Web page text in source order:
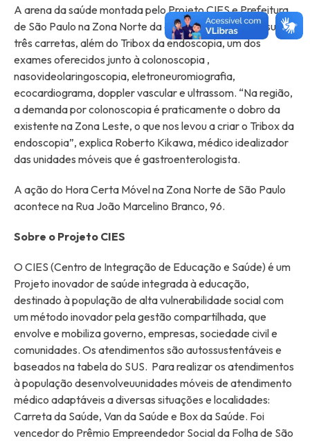
A arena da saúde montada pelo Projeto CIES e Prefeitura
de São Paulo na Zona Norte da cidade São Paulo possui
três carretas, além do Tribox da endoscopia, um dos
exames oferecidos junto à colonoscopia ,
nasovideolaringoscopia, eletroneuromiografia,
ecocardiograma, doppler vascular e ultrassom. “Na região,
a demanda por colonoscopia é praticamente o dobro da
existente na Zona Leste, o que nos levou a criar o Tribox da
endoscopia”, explica Roberto Kikawa, médico idealizador
das unidades móveis que é gastroenterologista.
A ação do Hora Certa Móvel na Zona Norte de São Paulo
acontece na Rua João Marcelino Branco, 96.
Sobre o Projeto CIES
O CIES (Centro de Integração de Educação e Saúde) é um
Projeto inovador de saúde integrada à educação,
destinado à população de alta vulnerabilidade socialcom
um método inovador pela gestão compartilhada, que
envolve e mobiliza governo, empresas, sociedade civil e
comunidades. Os atendimentos são autossustentáveis e
baseados na tabela do SUS. Para realizar os atendimentos
à população desenvolveuunidades móveis de atendimento
médico adaptáveis a diversas situações e localidades:
Carreta da Saúde, Van da Saúde e Box da Saúde. Foi
vencedor do Prêmio Empreendedor Social da Folha de São